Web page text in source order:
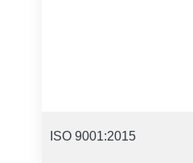
ISO 9001:2015